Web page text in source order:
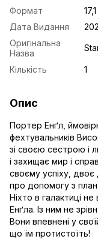
Формат
Дата Видання
Оригінальна
Назва
Кількість 1
Опис
Портер Енґл,
фехтувальників
зі своєю сестрою і
і захищає мир і
своєму успіху,
про допомогу з
Ніхто в галактиці
Енґла. Із ним не
Вони впевнені у
що їм протистоїть!